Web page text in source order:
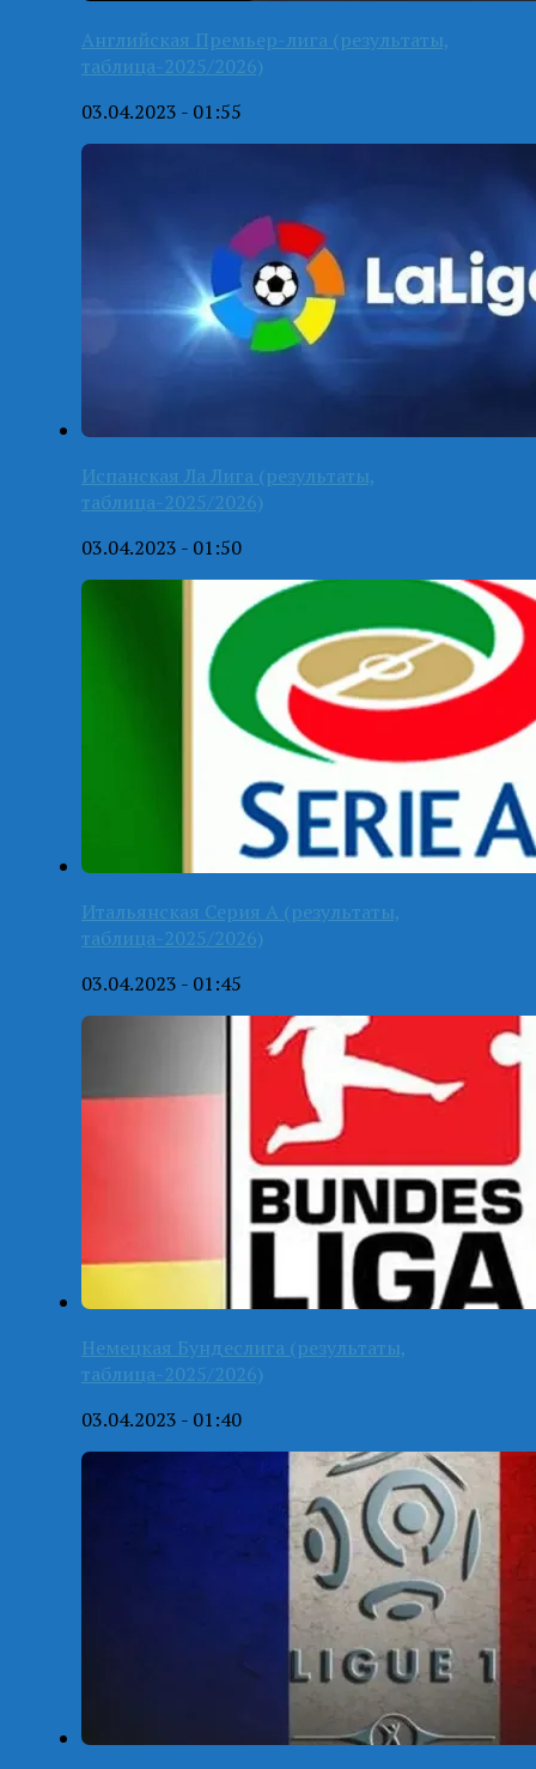
Английская Премьер-лига (результаты,
таблица-2025/2026)
03.04.2023 - 01:55
Испанская Ла Лига (результаты,
таблица-2025/2026)
03.04.2023 - 01:50
Итальянская Серия А (результаты,
таблица-2025/2026)
03.04.2023 - 01:45
Немецкая Бундеслига (результаты,
таблица-2025/2026)
03.04.2023 - 01:40